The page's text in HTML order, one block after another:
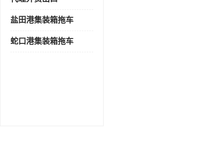
盐田港集装箱拖车
蛇口港集装箱拖车